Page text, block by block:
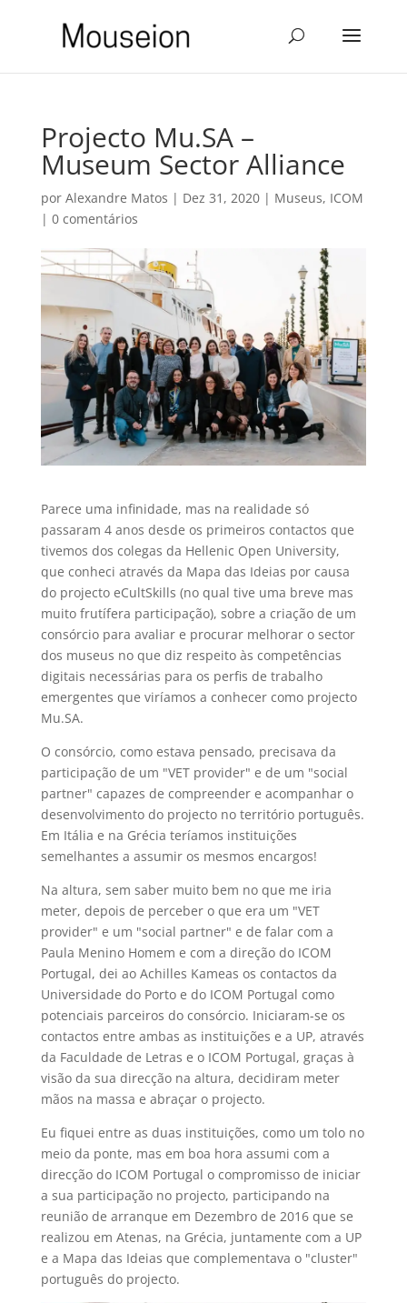
Projecto Mu.SA –
Museum Sector Alliance
por Alexandre Matos | Dez 31, 2020| Museus, ICOM
| 0 comentários
Parece uma infinidade, mas na realidade só
passaram 4 anos desde os primeiros contactos que
tivemos dos colegas da Hellenic Open University,
que conheci através da Mapa das Ideias por causa
do projecto eCultSkills (no qual tive uma breve mas
muito frutífera participação), sobre a criação de um
consórcio para avaliar e procurar melhorar o sector
dos museus no que diz respeito às competências
digitais necessárias para os perfis de trabalho
emergentes que viríamos a conhecer como projecto
Mu.SA.
O consórcio, como estava pensado, precisava da
participação de um "VET provider" e de um "social
partner" capazes de compreender e acompanhar o
desenvolvimento do projecto no território português.
Em Itália e na Grécia teríamos instituições
semelhantes a assumir os mesmos encargos!
Na altura, sem saber muito bem no que me iria
meter, depois de perceber o que era um "VET
provider" e um "social partner" e de falar com a
Paula Menino Homem e com a direção do ICOM
Portugal, dei ao Achilles Kameas os contactos da
Universidade do Porto e do ICOM Portugal como
potenciais parceiros do consórcio. Iniciaram-se os
contactos entre ambas as instituições e a UP, através
da Faculdade de Letras e o ICOM Portugal, graças à
visão da sua direcção na altura, decidiram meter
mãos na massa e abraçar o projecto.
Eu fiquei entre as duas instituições, como um tolo no
meio da ponte, mas em boa hora assumi com a
direcção do ICOM Portugal o compromisso de iniciar
a sua participação no projecto, participando na
reunião de arranque em Dezembro de 2016 que se
realizou em Atenas, na Grécia, juntamente com a UP
e a Mapa das Ideias que complementava o "cluster"
português do projecto.